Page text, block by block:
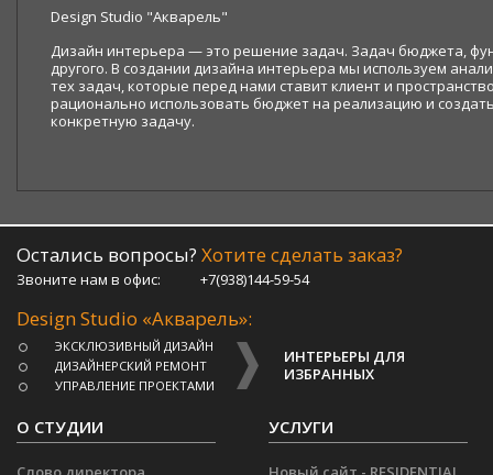
Design Studio "Акварель"
Дизайн интерьера — это решение задач. Задач бюджета,
другого. В создании дизайна интерьера мы используем
тех задач, которые перед нами ставит клиент и
рационально использовать бюджет на реализацию и
конкретную задачу.
Остались вопросы? Хотите сделать заказ?
Звоните нам в офис: +7(938)144-59-54
Design Studio «Акварель»:
ЭКСКЛЮЗИВНЫЙ ДИЗАЙН
ДИЗАЙНЕРСКИЙ РЕМОНТ
УПРАВЛЕНИЕ ПРОЕКТАМИ
ИНТЕРЬЕРЫ ДЛЯ
ИЗБРАННЫХ
О СТУДИИ УСЛУГИ